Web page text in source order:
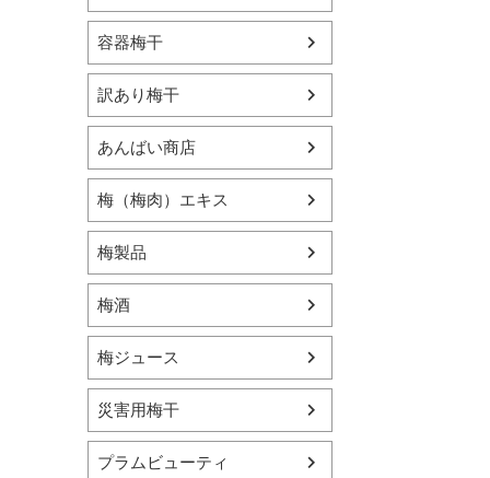
容器梅干
訳あり梅干
あんばい商店
梅（梅肉）エキス
梅製品
梅酒
梅ジュース
災害用梅干
プラムビューティ